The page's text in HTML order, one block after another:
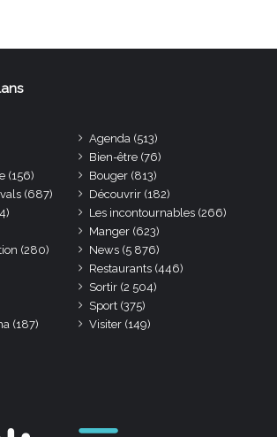
Agenda (513)
Bien-être (76)
(156) Bouger (813)
(687) Découvrir (182)
Les incontournables (266)
Manger (623)
(280) News (5 876)
Restaurants (446)
Sortir (2 504)
Sport (375)
(187) Visiter (149)